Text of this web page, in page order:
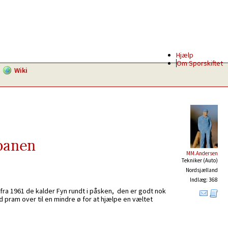
Hjælp
Om Sporskiftet
Wiki
MM.Andersen
Tekniker (Auto)
Nordsjælland
Indlæg: 368
1961 de kalder Fyn rundt i påsken, den er godt nok
pram over til en mindre ø for at hjælpe en væltet